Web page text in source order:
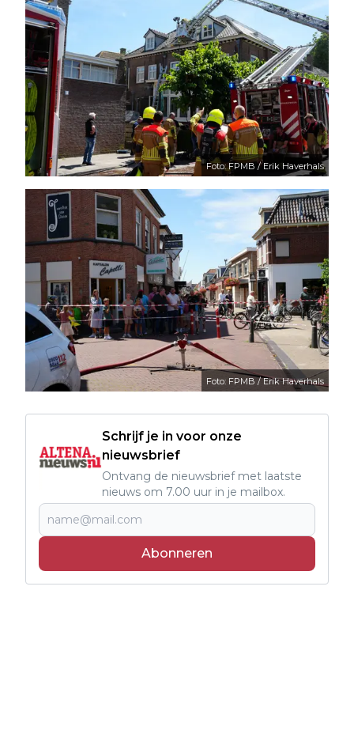
Foto: FPMB / Erik Haverhals
Foto: FPMB / Erik Haverhals
Schrijf je in voor onze
nieuwsbrief
Ontvang de nieuwsbrief met laatste
nieuws om 7.00 uur in je mailbox.
Abonneren